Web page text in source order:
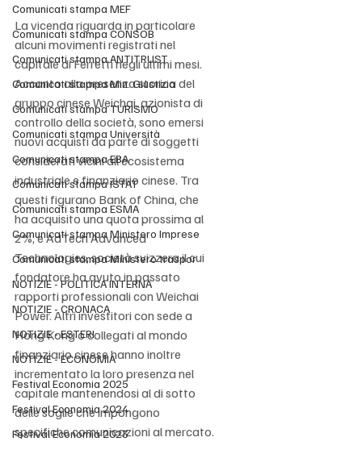
Comunicati stampa MEF
Comunicati stampa CONSOB
Comunicati stampa ANTITRUST
Comunicati stampa Min. Giustizia
Comunicati stampa TURISMO
Comunicati stampa Università
Comunicati stampa EBA
Comunicati stampa ISTAT
Comunicati stampa ESMA
Comunicati stampa Ministero Imprese
Comunicati stampa Ministero traspor
NOTIZIE - POLITICA INTERNA
NOTIZIE - CRONACA
NOTIZIE - ESTERI
NOTIZIE - ECONOMIA
Festival Economia 2025
Festival Economia 2024
Festival Economia 2023
La vicenda riguarda in particolare
alcuni movimenti registrati nel
capitale di Ferretti negli ultimi mesi.
Accanto alla presenza storica del
gruppo cinese Weichai, azionista di
controllo della società, sono emersi
nuovi acquisti da parte di soggetti
considerati vicini all’ecosistema
industriale e finanziario cinese. Tra
questi figurano Bank of China, che
ha acquisito una quota prossima al
2%, e AdTech Advanced
Technologies, società svizzera il cui
fondatore ha avuto in passato
rapporti professionali con Weichai
Power. Altri investitori con sede a
Hong Kong o collegati al mondo
finanziario cinese hanno inoltre
incrementato la loro presenza nel
capitale mantenendosi al di sotto
delle soglie che impongono
specifiche comunicazioni al mercato.